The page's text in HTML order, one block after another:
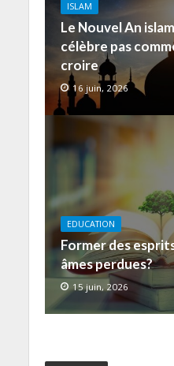
ISLAM
Le Nouvel An
célèbre pas
croire
16 juin, 2026
EDUCATION
Former des
âmes perdues?
15 juin, 2026